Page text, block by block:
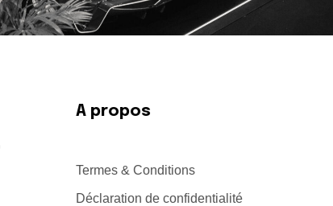
A propos
Termes & Conditions
Déclaration de confidentialité